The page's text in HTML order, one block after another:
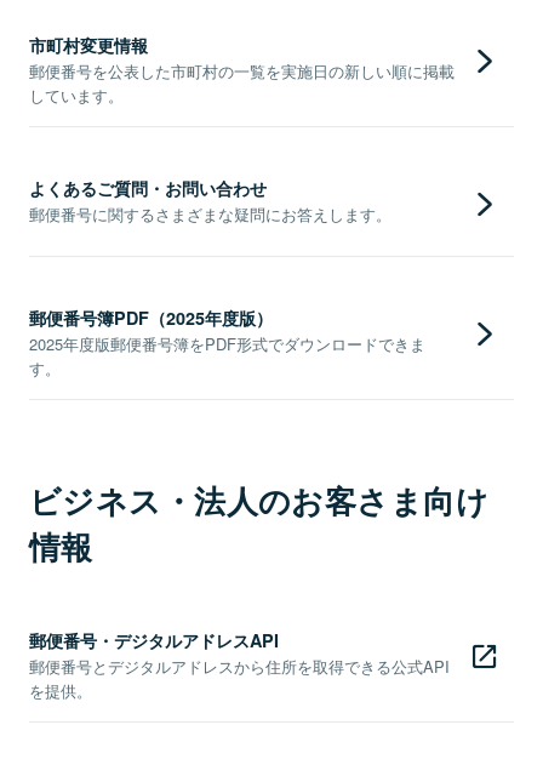
市町村変更情報
郵便番号を公表した市町村の一覧を実施日の新しい順に掲載
しています。
よくあるご質問・お問い合わせ
郵便番号に関するさまざまな疑問にお答えします。
郵便番号簿PDF（2025年度版）
2025年度版郵便番号簿をPDF形式でダウンロードできま
す。
ビジネス・法人のお客さま向け
情報
郵便番号・デジタルアドレスAPI
郵便番号とデジタルアドレスから住所を取得できる公式API
を提供。